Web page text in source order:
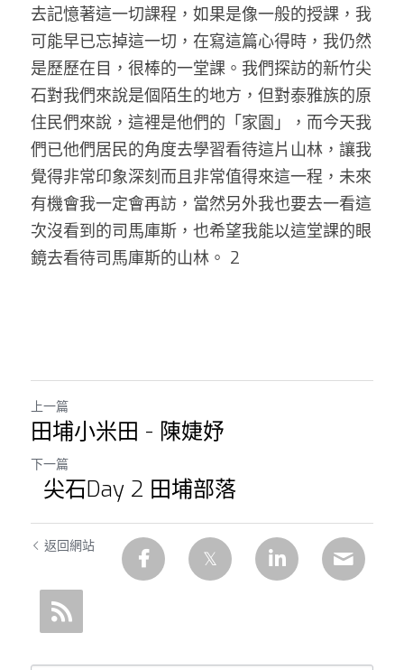
去記憶著這一切課程，如果是像一般的授課，我
可能早已忘掉這一切，在寫這篇心得時，我仍然
是歷歷在目，很棒的一堂課。我們探訪的新竹尖
石對我們來說是個陌生的地方，但對泰雅族的原
住民們來說，這裡是他們的「家園」，而今天我
們已他們居民的角度去學習看待這片山林，讓我
覺得非常印象深刻而且非常值得來這一程，未來
有機會我一定會再訪，當然另外我也要去一看這
次沒看到的司馬庫斯，也希望我能以這堂課的眼
鏡去看待司馬庫斯的山林。 2
上一篇
田埔小米田 - 陳婕妤
下一篇
尖石Day 2 田埔部落
返回網站